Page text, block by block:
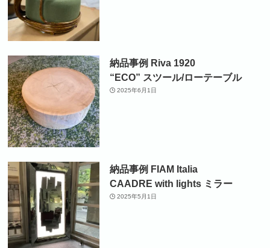
納品事例 Riva 1920
“ECO” スツール/ローテーブル
2025年6月1日
納品事例 FIAM Italia
CAADRE with lights ミラー
2025年5月1日